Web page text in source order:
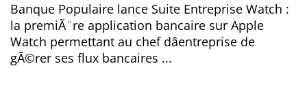
Banque Populaire lance Suite Entreprise Watch :
la premiÃ¨re application bancaire sur Apple
Watch permettant au chef dâentreprise de
gÃ©rer ses flux bancaires ...